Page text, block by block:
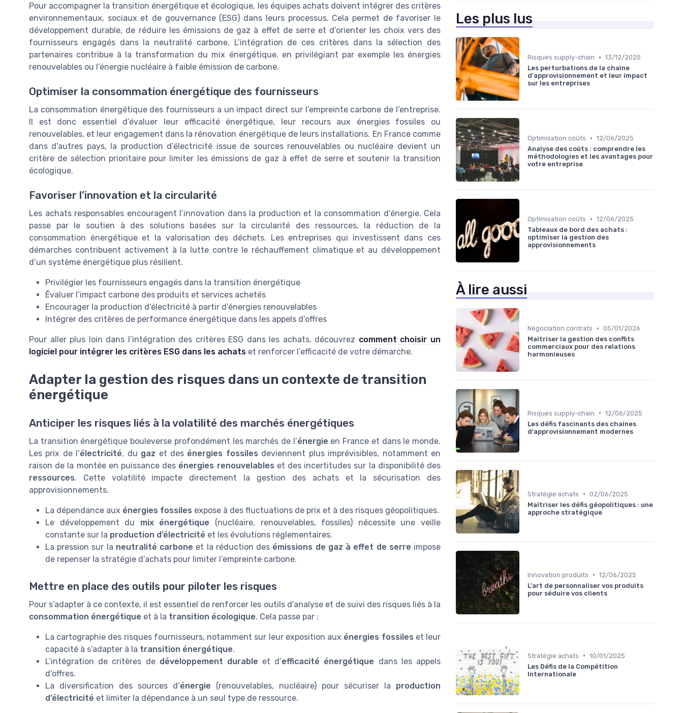
Pour accompagner la transition énergétique et écologique, les équipes achats doivent intégrer des critères
environnementaux, sociaux et de gouvernance (ESG) dans leurs processus. Cela permet de favoriser le
développement durable, de réduire les émissions de gaz à effet de serre et d’orienter les choix vers des
fournisseurs engagés dans la neutralité carbone. L’intégration de ces critères dans la sélection des
partenaires contribue à la transformation du mix énergétique, en privilégiant par exemple les énergies
renouvelables ou l’énergie nucléaire à faible émission de carbone.
Optimiser la consommation énergétique des fournisseurs
La consommation énergétique des fournisseurs a un impact direct sur l’empreinte carbone de l’entreprise.
Il est donc essentiel d’évaluer leur efficacité énergétique, leur recours aux énergies fossiles ou
renouvelables, et leur engagement dans la rénovation énergétique de leurs installations. En France comme
dans d’autres pays, la production d’électricité issue de sources renouvelables ou nucléaire devient un
critère de sélection prioritaire pour limiter les émissions de gaz à effet de serre et soutenir la transition
écologique.
Favoriser l’innovation et la circularité
Les achats responsables encouragent l’innovation dans la production et la consommation d’énergie. Cela
passe par le soutien à des solutions basées sur la circularité des ressources, la réduction de la
consommation énergétique et la valorisation des déchets. Les entreprises qui investissent dans ces
démarches contribuent activement à la lutte contre le réchauffement climatique et au développement
d’un système énergétique plus résilient.
Privilégier les fournisseurs engagés dans la transition énergétique
Évaluer l’impact carbone des produits et services achetés
Encourager la production d’électricité à partir d’énergies renouvelables
Intégrer des critères de performance énergétique dans les appels d’offres
Pour aller plus loin dans l’intégration des critères ESG dans les achats, découvrez comment choisir un
logiciel pour intégrer les critères ESG dans les achats et renforcer l’efficacité de votre démarche.
Adapter la gestion des risques dans un contexte de transition
énergétique
Anticiper les risques liés à la volatilité des marchés énergétiques
La transition énergétique bouleverse profondément les marchés de l’énergie en France et dans le monde.
Les prix de l’électricité, du gaz et des énergies fossiles deviennent plus imprévisibles, notamment en
raison de la montée en puissance des énergies renouvelables et des incertitudes sur la disponibilité des
ressources. Cette volatilité impacte directement la gestion des achats et la sécurisation des
approvisionnements.
La dépendance aux énergies fossiles expose à des fluctuations de prix et à des risques géopolitiques.
Le développement du mix énergétique (nucléaire, renouvelables, fossiles) nécessite une veille
constante sur la production d’électricité et les évolutions réglementaires.
La pression sur la neutralité carbone et la réduction des émissions de gaz à effet de serre impose
de repenser la stratégie d’achats pour limiter l’empreinte carbone.
Mettre en place des outils pour piloter les risques
Pour s’adapter à ce contexte, il est essentiel de renforcer les outils d’analyse et de suivi des risques liés à la
consommation énergétique et à la transition écologique. Cela passe par :
La cartographie des risques fournisseurs, notamment sur leur exposition aux énergies fossiles et leur
capacité à s’adapter à la transition énergétique.
L’intégration de critères de développement durable et d’efficacité énergétique dans les appels
d’offres.
La diversification des sources d’énergie (renouvelables, nucléaire) pour sécuriser la production
d’électricité et limiter la dépendance à un seul type de ressource.
Les plus lus
Risques supply-chain • 13/12/2025
Les perturbations de la chaîne
d'approvisionnement et leur impact
sur les entreprises
Optimisation coûts • 12/06/2025
Analyse des coûts : comprendre les
méthodologies et les avantages pour
votre entreprise
Optimisation coûts • 12/06/2025
Tableaux de bord des achats :
optimiser la gestion des
approvisionnements
À lire aussi
Négociation contrats • 05/01/2026
Maîtriser la gestion des conflits
commerciaux pour des relations
harmonieuses
Risques supply-chain • 12/06/2025
Les défis fascinants des chaînes
d'approvisionnement modernes
Stratégie achats • 02/06/2025
Maîtriser les défis géopolitiques : une
approche stratégique
Innovation produits • 12/06/2025
L'art de personnaliser vos produits
pour séduire vos clients
Stratégie achats • 10/01/2025
Les Défis de la Compétition
Internationale